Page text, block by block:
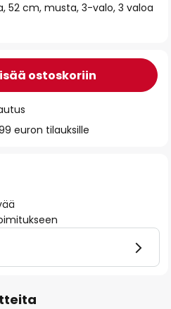
52 cm, musta, 3-valo, 3 valoa
ostoskoriin
euron tilauksille